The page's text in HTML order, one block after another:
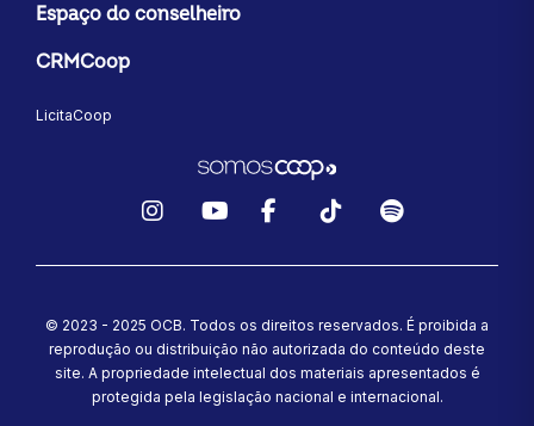
Espaço do conselheiro
CRMCoop
LicitaCoop
© 2023 - 2025 OCB. Todos os direitos reservados. É proibida a
reprodução ou distribuição não autorizada do conteúdo deste
site. A propriedade intelectual dos materiais apresentados é
protegida pela legislação nacional e internacional.